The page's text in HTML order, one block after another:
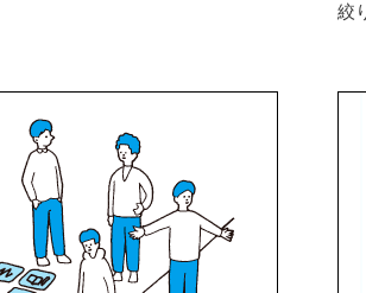
絞